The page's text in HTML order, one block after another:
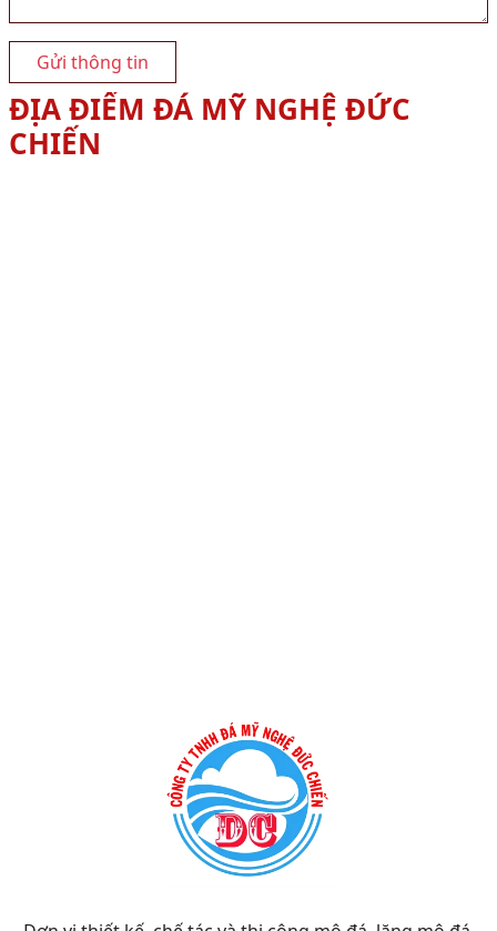
Gửi thông tin
ĐỊA ĐIỂM ĐÁ MỸ NGHỆ ĐỨC
CHIẾN